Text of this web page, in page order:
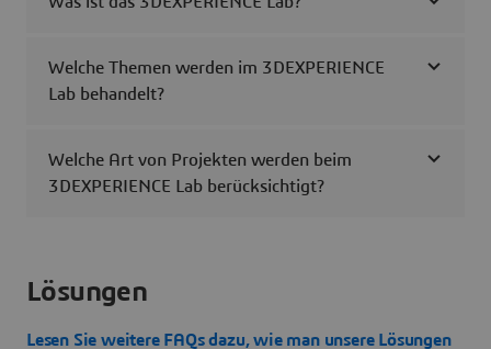
Welche Themen werden im 3DEXPERIENCE
Lab behandelt?
Welche Art von Projekten werden beim
3DEXPERIENCE Lab berücksichtigt?
Lösungen
Lesen Sie weitere FAQs dazu, wie man unsere Lösungen